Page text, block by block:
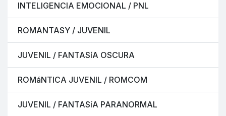
INTELIGENCIA EMOCIONAL / PNL
ROMANTASY / JUVENIL
JUVENIL / FANTASíA OSCURA
ROMáNTICA JUVENIL / ROMCOM
JUVENIL / FANTASíA PARANORMAL